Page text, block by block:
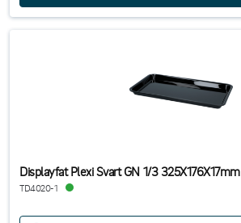
Displayfat Plexi Svart GN 1/3 325X176X17mm
TD4020-1